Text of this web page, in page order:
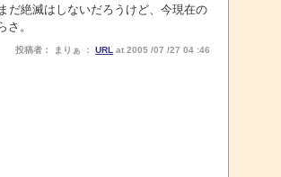
だ絶滅はしないだろうけど、今現在の
。
投稿者： まりぁ ： URL at 2005 /07 /27 04 :46